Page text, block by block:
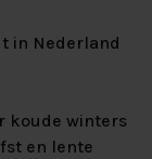
in Nederland
koude winters
en lente